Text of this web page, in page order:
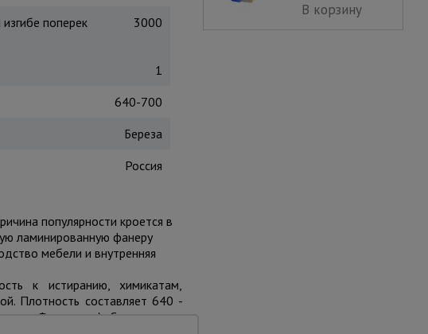
поперек
3000
1
640-700
Береза
Россия
популярности кроется в
ламинированную фанеру
мебели и внутренняя
к истиранию, химикатам,
Плотность составляет 640 -
Финляндия). Стандартное
В корзину